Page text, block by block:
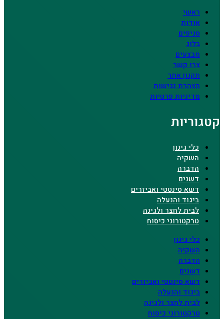
ראשי
אודות
סניפים
בלוג
מבצעים
צרו קשר
תקנון אתר
הצהרת נגישות
מדיניות פרטיות
קטגוריות
כלי גינון
השקיה
הדברה
דשנים
דשא סינטטי ואביזרים
ביגוד והנעלה
לבית לחצר ולגינה
טרקטורוני כיסוח
כלי גינון
השקיה
הדברה
דשנים
דשא סינטטי ואביזרים
ביגוד והנעלה
לבית לחצר ולגינה
טרקטורוני כיסוח